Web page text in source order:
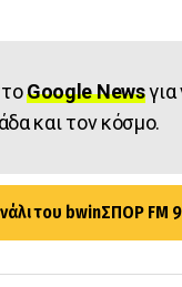
Google Newsγια
και τον κόσμο.
του bwinΣΠΟΡ FM